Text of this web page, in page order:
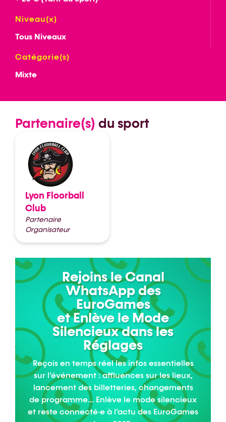
Niveau(x)
Tous Niveaux
Catégorie(s)
Mixte
Partenaire(s) du sport
Lyon Floorball
Club
Partenaire
Organisateur
Rejoins le Canal
WhatsApp des
EuroGames
et Enlève le Mode
Silencieux dans les
Réglages
Reçois en temps réel les infos essentielles
sur l’événement : affluences sur les lieux,
lancement des billetteries, changements
de programme… Enlève le mode silencieux
et reste connecté·e à l’actu des EuroGames